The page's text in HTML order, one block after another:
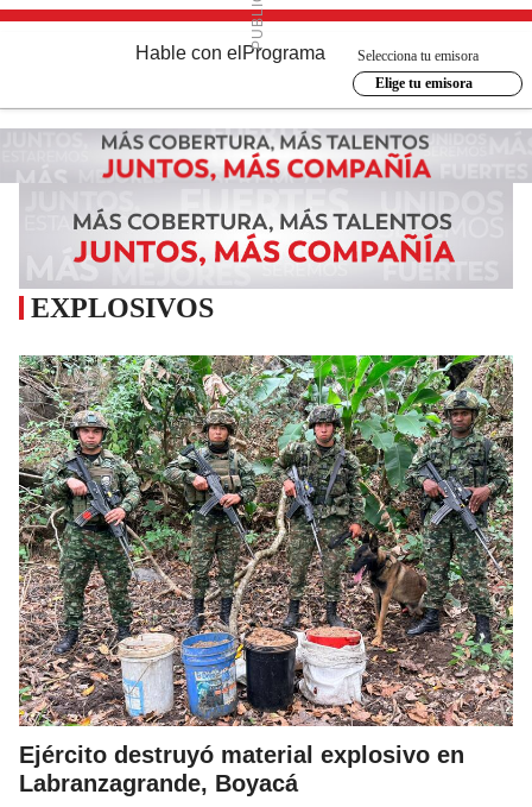
Hable con el Programa
Selecciona tu emisora
Elige tu emisora
EXPLOSIVOS
Ejército destruyó material explosivo en
Labranzagrande, Boyacá